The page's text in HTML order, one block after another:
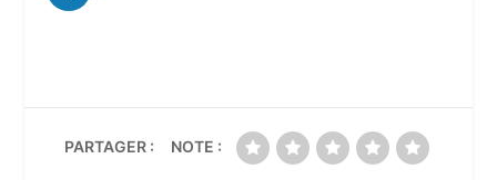
PARTAGER : NOTE :